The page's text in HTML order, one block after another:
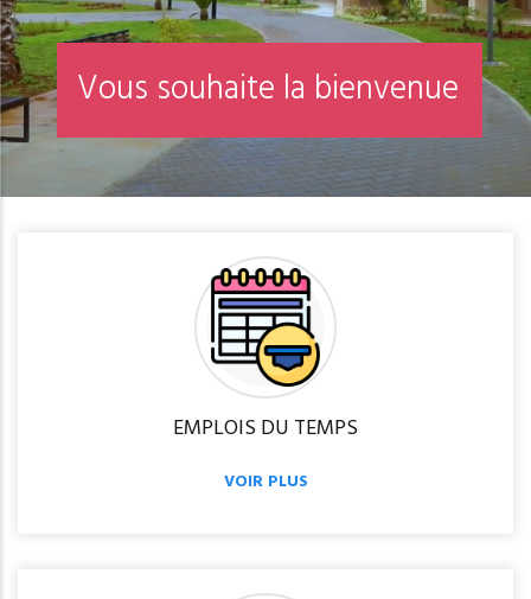
Vous souhaite la bienvenue
EMPLOIS DU TEMPS
VOIR PLUS